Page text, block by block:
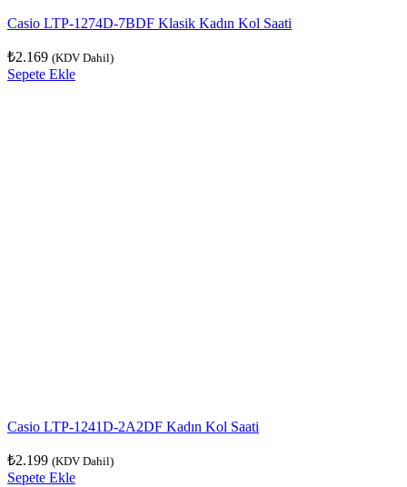
Casio LTP-1274D-7BDF Klasik Kadın Kol Saati
₺2.169 (KDV Dahil)
Sepete Ekle
Casio LTP-1241D-2A2DF Kadın Kol Saati
₺2.199 (KDV Dahil)
Sepete Ekle